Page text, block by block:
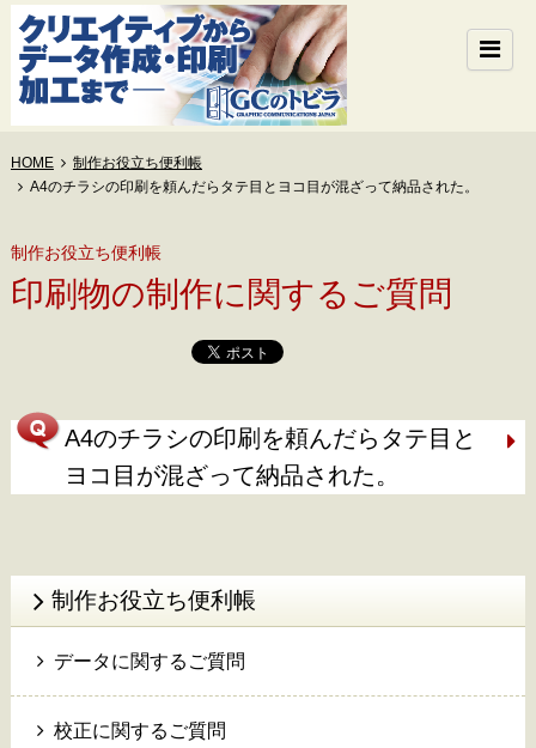
HOME
制作お役立ち便利帳
A4のチラシの印刷を頼んだらタテ目とヨコ目が混ざって納品された。
制作お役立ち便利帳
印刷物の制作に関するご質問
A4のチラシの印刷を頼んだらタテ目と
ヨコ目が混ざって納品された。
制作お役立ち便利帳
データに関するご質問
校正に関するご質問